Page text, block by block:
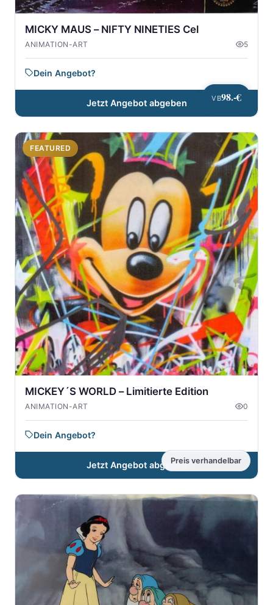
VB98.-€
MICKY MAUS – NIFTY NINETIES Cel
ANIMATION-ART 5
Dein Angebot?
Jetzt Angebot abgeben
FEATURED
Preis verhandelbar
MICKEY´S WORLD – Limitierte Edition
ANIMATION-ART 0
Dein Angebot?
Jetzt Angebot abgeben